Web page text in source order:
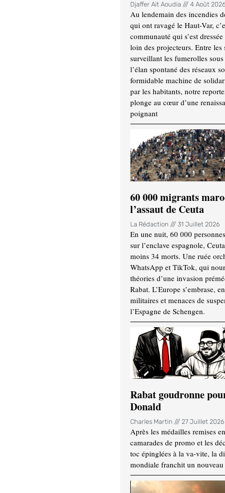
Djaffer Ait Aoudia 4 Août 2026
Au lendemain des incendies
qui ont ravagé le Haut-Var,
communauté qui s’est
loin des projecteurs. Entre les
surveillant les fumerolles sous
l’élan spontané des réseaux
formidable machine de
par les habitants, notre
plonge au cœur d’une
poignant
60 000 migrants
l’assaut de Ceuta
La Rédaction 31 Juillet 2026
En une nuit, 60 000
sur l’enclave espagnole,
moins 34 morts. Une ruée
WhatsApp et TikTok, qui
théories d’une invasion
Rabat. L’Europe s’embrase,
militaires et menaces de
l’Espagne de Schengen.
Rabat goudronne
Donald
Charles Martin 27 Juillet 2026
Après les médailles remises
camarades de promo et les
toc épinglées à la va-vite, la
mondiale franchit un nouveau